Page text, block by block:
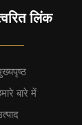
लिंक
बारे में